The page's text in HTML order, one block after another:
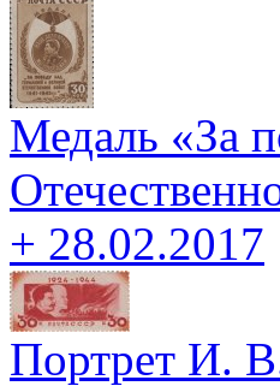
Медаль «За
+ 28.02.2017
Портрет И.